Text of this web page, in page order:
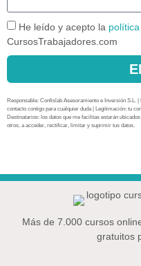
He leído y acepto la
CursosTrabajadores.com
Responsable: Confislab Asesoramiento e Inversión S.L.
contacto contigo para cualquier duda | Legitimación: tu
Destinatarios: los datos que me facilitas estarán
otros, a acceder, rectificar, limitar y suprimir tus datos.
Más de 7.000 cursos
gratuitos